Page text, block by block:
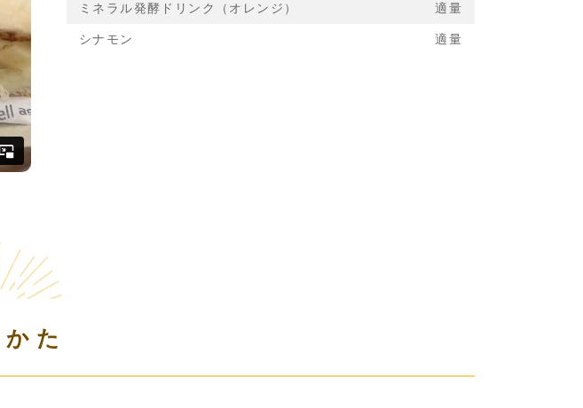
ミネラル発酵ドリンク（オレンジ） 適量
シナモン 適量
た